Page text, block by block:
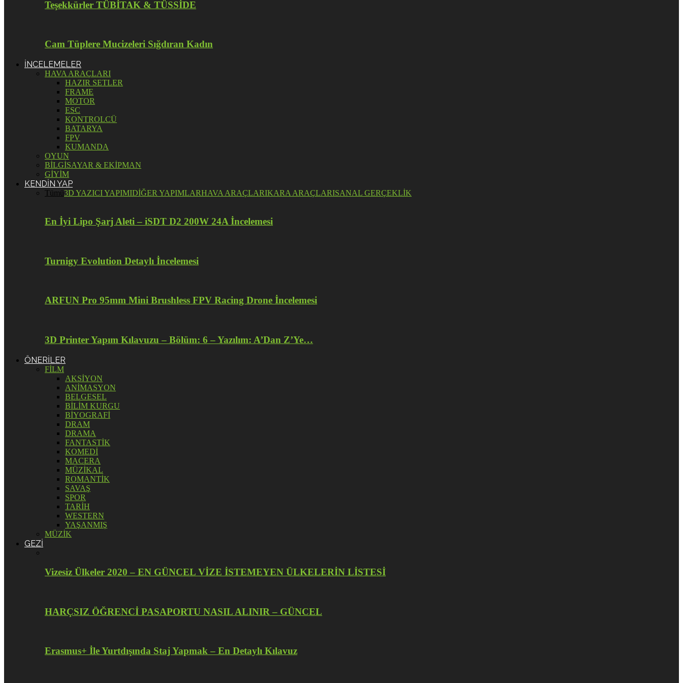
Teşekkürler TÜBİTAK & TÜSSİDE
Cam Tüplere Mucizeleri Sığdıran Kadın
İNCELEMELER
HAVA ARAÇLARI
HAZIR SETLER
FRAME
MOTOR
ESC
KONTROLCÜ
BATARYA
FPV
KUMANDA
OYUN
BİLGİSAYAR & EKİPMAN
GİYİM
KENDİN YAP
Tümü3D YAZICI YAPIMIDİĞER YAPIMLARHAVA ARAÇLARIKARA ARAÇLARISANAL GERÇEKLİK
En İyi Lipo Şarj Aleti – iSDT D2 200W 24A İncelemesi
Turnigy Evolution Detaylı İncelemesi
ARFUN Pro 95mm Mini Brushless FPV Racing Drone İncelemesi
3D Printer Yapım Kılavuzu – Bölüm: 6 – Yazılım: A’Dan Z’Ye…
ÖNERİLER
FİLM
AKSİYON
ANİMASYON
BELGESEL
BİLİM KURGU
BİYOGRAFİ
DRAM
DRAMA
FANTASTİK
KOMEDİ
MACERA
MÜZİKAL
ROMANTİK
SAVAŞ
SPOR
TARİH
WESTERN
YAŞANMIŞ
MÜZİK
GEZİ
Vizesiz Ülkeler 2020 – EN GÜNCEL VİZE İSTEMEYEN ÜLKELERİN LİSTESİ
HARÇSIZ ÖĞRENCİ PASAPORTU NASIL ALINIR – GÜNCEL
Erasmus+ İle Yurtdışında Staj Yapmak – En Detaylı Kılavuz